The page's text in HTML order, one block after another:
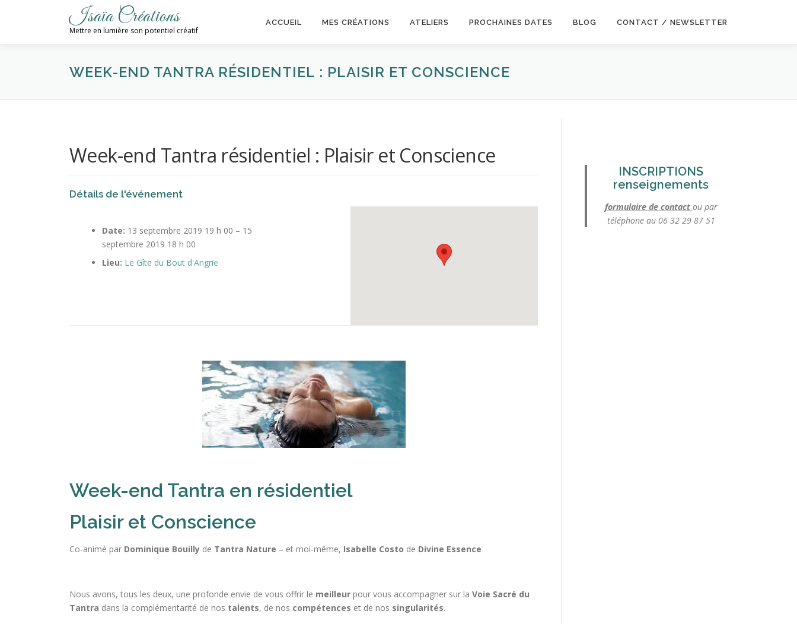
Isaïa Créations
Mettre en lumière son potentiel créatif
ACCUEIL MES CRÉATIONS ATELIERS PROCHAINES DATES BLOG CONTACT / NEWSLETTER
WEEK-END TANTRA RÉSIDENTIEL : PLAISIR ET CONSCIENCE
Week-end Tantra résidentiel : Plaisir et Conscience
Détails de l'événement
Date: 13 septembre 2019 19 h 00 – 15
septembre 2019 18 h 00
Lieu: Le Gîte du Bout d'Angrie
Week-end Tantra en résidentiel
Plaisir et Conscience
Co-animé par Dominique Bouilly de Tantra Nature – et moi-même, Isabelle Costo de Divine Essence
Nous avons, tous les deux, une profonde envie de vous offrir le meilleur pour vous accompagner sur la Voie Sacré du
Tantra dans la complémentarité de nos talents, de nos compétences et de nos singularités.
INSCRIPTIONS
renseignements
formulaire de contact ou par
téléphone au 06 32 29 87 51